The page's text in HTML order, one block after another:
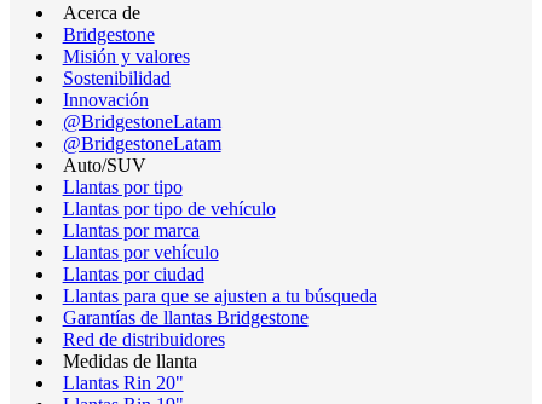
Acerca de
Bridgestone
Misión y valores
Sostenibilidad
Innovación
@BridgestoneLatam
@BridgestoneLatam
Auto/SUV
Llantas por tipo
Llantas por tipo de vehículo
Llantas por marca
Llantas por vehículo
Llantas por ciudad
Llantas para que se ajusten a tu búsqueda
Garantías de llantas Bridgestone
Red de distribuidores
Medidas de llanta
Llantas Rin 20"